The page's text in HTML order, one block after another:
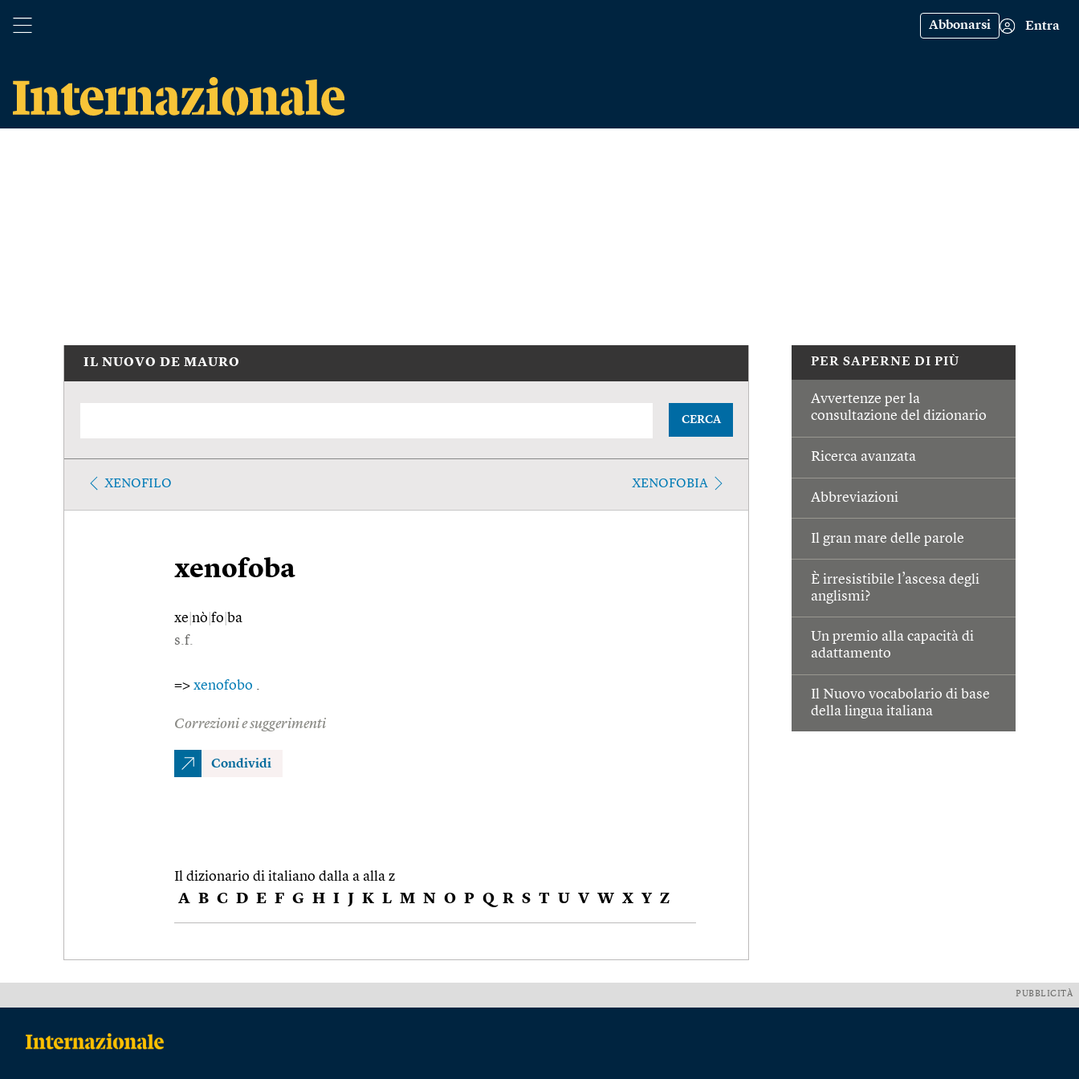
Abbonarsi Entra
PER SAPERNE DI PIÙ
Avvertenze per la
consultazione del dizionario
Ricerca avanzata
Abbreviazioni
Il gran mare delle parole
È irresistibile l’ascesa degli
anglismi?
Un premio alla capacità di
adattamento
Il Nuovo vocabolario di base
della lingua italiana
IL NUOVO DE MAURO
CERCA
XENOFILO XENOFOBIA
xenofoba
xe nò fo ba
s.f.
=> xenofobo .
Correzioni e suggerimenti
Condividi
Il dizionario di italiano dalla a alla z
A B C D E F G H I J K L M N O P Q R S T U V W X Y Z
PUBBLICITÀ